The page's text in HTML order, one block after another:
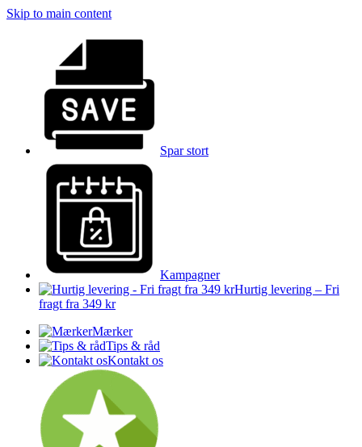
Skip to main content
Spar stort
Kampagner
Hurtig levering – Fri
fragt fra 349 kr
Mærker
Tips & råd
Kontakt os